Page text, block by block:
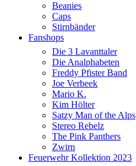
Beanies
Caps
Stirnbänder
Fanshops
Die 3 Lavanttaler
Die Analphabeten
Freddy Pfister Band
Joe Verbeek
Mario K.
Kim Hölter
Satzy Man of the Alps
Stereo Rebelz
The Pink Panthers
Zwirn
Feuerwehr Kollektion 2023